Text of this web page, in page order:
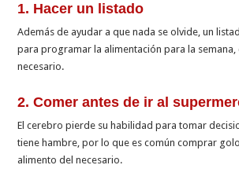
1. Hacer un listado
Además de ayudar a que nada se olvide, un
para programar la alimentación para la
necesario.
2. Comer antes de ir al
El cerebro pierde su habilidad para tomar
tiene hambre, por lo que es común comprar
alimento del necesario.